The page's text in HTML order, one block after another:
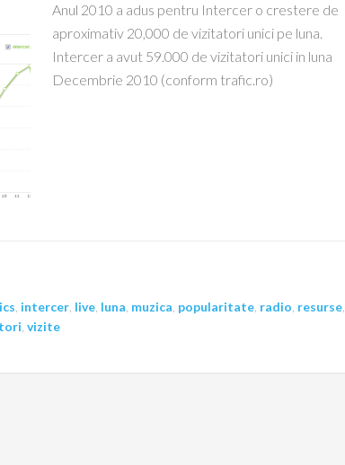
Anul 2010 a adus pentru Intercer o crestere de
aproximativ 20,000 de vizitatori unici pe luna.
Intercer a avut 59.000 de vizitatori unici in luna
Decembrie 2010 (conform trafic.ro)
intercer live luna muzica popularitate radio resurse
vizite